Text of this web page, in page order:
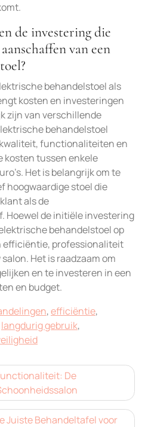
de investering die
van een
behandelstoel als
kosten en investeringen
zijn van verschillende
behandelstoel
functionaliteiten en
kosten tussen enkele
Het is belangrijk om te
hoogwaardige stoel die
als de
Hoewel de initiële investering
behandelstoel op
efficiëntie, professionaliteit
Het is raadzaam om
en te investeren in een
en budget.
,efficiëntie,
langdurig gebruik,
De
Juiste Behandeltafel voor